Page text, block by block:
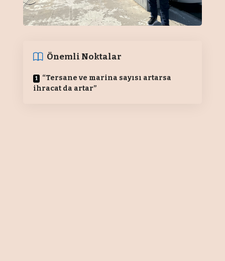
Önemli Noktalar
“Tersane ve marina sayısı artarsa
ihracat da artar”